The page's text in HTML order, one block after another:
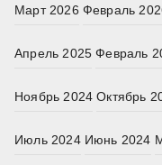
Март 2026 Февраль
Апрель 2025 Февраль
Ноябрь 2024 Октябрь
Июль 2024 Июнь 2024